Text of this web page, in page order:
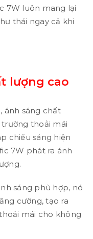
7W luôn mang lại
thái ngay cả khi
lượng cao
ánh sáng chất
thoải mái
chiếu sáng hiện
7W phát ra ánh
sáng phù hợp, nó
cường, tạo ra
mái cho không